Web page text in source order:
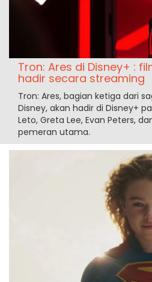
Tron: Ares di Disney+ :
hadir secara streaming
Tron: Ares, bagian ketiga dari
Disney, akan hadir di Disney+
Leto, Greta Lee, Evan Peters,
pemeran utama.